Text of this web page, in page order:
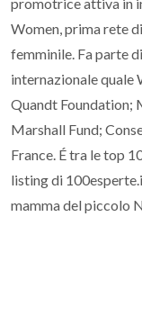
Women, prima rete
femminile. Fa parte
internazionale quale
Quandt Foundation;
Marshall Fund;
France. É tra le top
listing di
mamma del piccolo